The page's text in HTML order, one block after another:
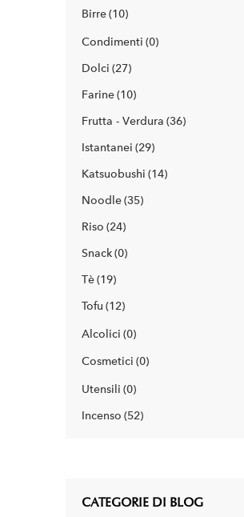
Birre 10
Condimenti 0
Dolci 27
Farine 10
Frutta - Verdura 36
Istantanei 29
Katsuobushi 14
Noodle 35
Riso 24
Snack 0
Tè 19
Tofu 12
Alcolici 0
Cosmetici 0
Utensili 0
Incenso 52
CATEGORIE DI BLOG